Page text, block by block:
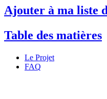
Ajouter à ma liste
Table des matières
Le Projet
FAQ